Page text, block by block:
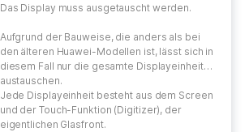
Das Display muss ausgetauscht werden.
Aufgrund der Bauweise, die anders als bei
den älteren Huawei-Modellen ist, lässt sich in
diesem Fall nur die gesamte Displayeinheit
austauschen.
Jede Displayeinheit besteht aus dem Screen
und der Touch-Funktion (Digitizer), der
eigentlichen Glasfront.